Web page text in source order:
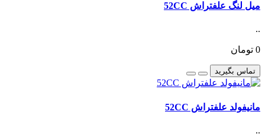
میل لنگ علفتراش 52CC
..
0 تومان
تماس بگیرید
مانیفولد علفتراش 52CC
..